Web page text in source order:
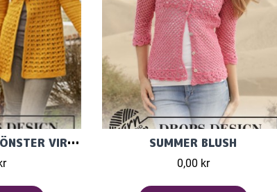
KOFTA MED HÅLMÖNSTER VIRKAD I DROPS KARISMA SUMMER BLUSH
0,00 kr